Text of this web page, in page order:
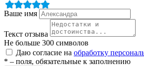
Ваше имя
Текст отзыва
Не больше 300 символов
Даю согласие на обработку
* – поля, обязательные к заполнению